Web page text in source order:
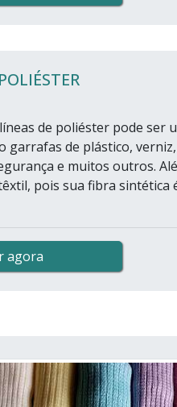
de poliéster pode ser
garrafas de plástico, verniz,
e muitos outros.
pois sua fibra sintética
agora